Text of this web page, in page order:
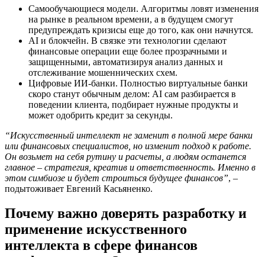
Самообучающиеся модели. Алгоритмы ловят изменения
на рынке в реальном времени, а в будущем смогут
предупреждать кризисы еще до того, как они начнутся.
AI и блокчейн. В связке эти технологии сделают
финансовые операции еще более прозрачными и
защищенными, автоматизируя анализ данных и
отслеживание мошеннических схем.
Цифровые ИИ-банки. Полностью виртуальные банки
скоро станут обычным делом: AI сам разбирается в
поведении клиента, подбирает нужные продукты и
может одобрить кредит за секунды.
“Искусственный интеллект не заменит в полной мере банки
или финансовых специалистов, но изменит подход к работе.
Он возьмет на себя рутину и расчеты, а людям останется
главное – стратегия, креатив и ответственность. Именно в
этом симбиозе и будет строиться будущее финансов”, –
подытоживает Евгений Касьяненко.
Почему важно доверять разработку и
применение искусственного
интеллекта в сфере финансов